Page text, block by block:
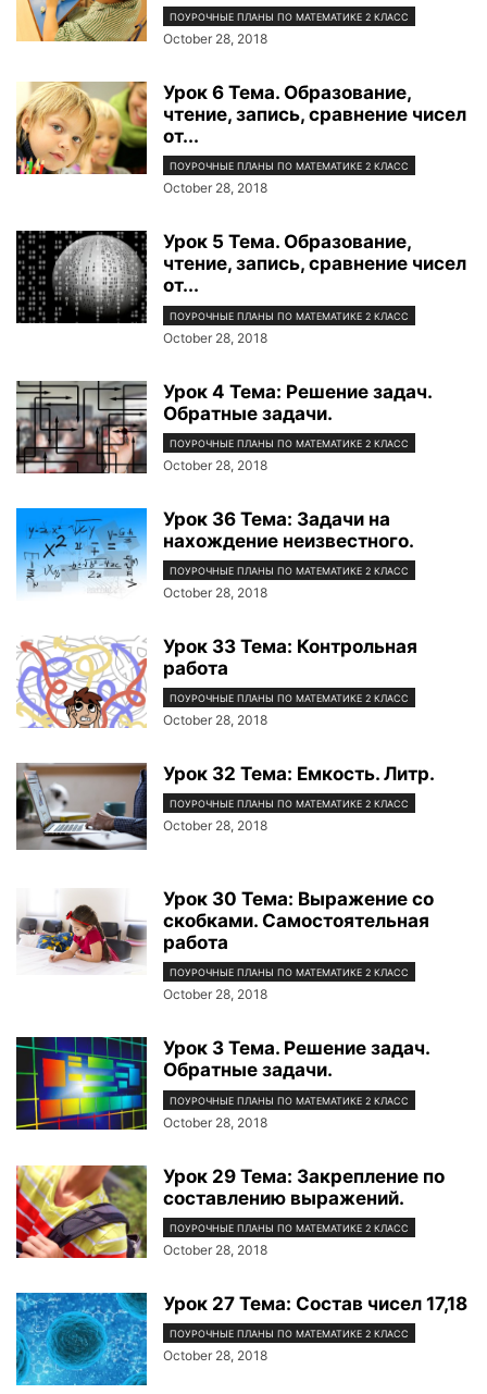
ПОУРОЧНЫЕ ПЛАНЫ ПО МАТЕМАТИКЕ 2 КЛАСС
October 28, 2018
Урок 6 Тема. Образование,
чтение, запись, сравнение чисел
от...
ПОУРОЧНЫЕ ПЛАНЫ ПО МАТЕМАТИКЕ 2 КЛАСС
October 28, 2018
Урок 5 Тема. Образование,
чтение, запись, сравнение чисел
от...
ПОУРОЧНЫЕ ПЛАНЫ ПО МАТЕМАТИКЕ 2 КЛАСС
October 28, 2018
Урок 4 Тема: Решение задач.
Обратные задачи.
ПОУРОЧНЫЕ ПЛАНЫ ПО МАТЕМАТИКЕ 2 КЛАСС
October 28, 2018
Урок 36 Тема: Задачи на
нахождение неизвестного.
ПОУРОЧНЫЕ ПЛАНЫ ПО МАТЕМАТИКЕ 2 КЛАСС
October 28, 2018
Урок 33 Тема: Контрольная
работа
ПОУРОЧНЫЕ ПЛАНЫ ПО МАТЕМАТИКЕ 2 КЛАСС
October 28, 2018
Урок 32 Тема: Емкость. Литр.
ПОУРОЧНЫЕ ПЛАНЫ ПО МАТЕМАТИКЕ 2 КЛАСС
October 28, 2018
Урок 30 Тема: Выражение со
скобками. Самостоятельная
работа
ПОУРОЧНЫЕ ПЛАНЫ ПО МАТЕМАТИКЕ 2 КЛАСС
October 28, 2018
Урок 3 Тема. Решение задач.
Обратные задачи.
ПОУРОЧНЫЕ ПЛАНЫ ПО МАТЕМАТИКЕ 2 КЛАСС
October 28, 2018
Урок 29 Тема: Закрепление по
составлению выражений.
ПОУРОЧНЫЕ ПЛАНЫ ПО МАТЕМАТИКЕ 2 КЛАСС
October 28, 2018
Урок 27 Тема: Состав чисел 17,18
ПОУРОЧНЫЕ ПЛАНЫ ПО МАТЕМАТИКЕ 2 КЛАСС
October 28, 2018